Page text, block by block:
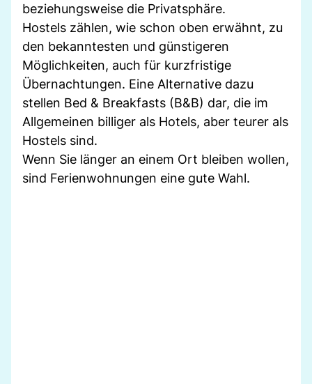
beziehungsweise die Privatsphäre.
Hostels zählen, wie schon oben erwähnt, zu
den bekanntesten und günstigeren
Möglichkeiten, auch für kurzfristige
Übernachtungen. Eine Alternative dazu
stellen Bed & Breakfasts (B&B) dar, die im
Allgemeinen billiger als Hotels, aber teurer als
Hostels sind.
Wenn Sie länger an einem Ort bleiben wollen,
sind Ferienwohnungen eine gute Wahl.